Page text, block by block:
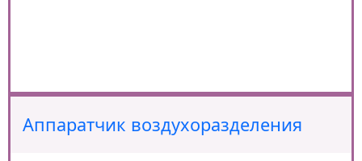
Аппаратчик воздухоразделения